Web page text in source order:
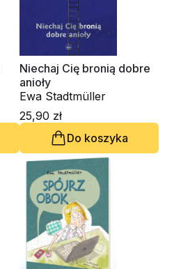
Niechaj Cię bronią dobre
anioły
Ewa Stadtmüller
25,90 zł
Do koszyka